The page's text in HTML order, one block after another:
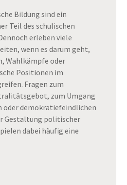
Bildung sind ein
Teil des schulischen
erleben viele
wenn es darum geht,
Wahlkämpfe oder
Positionen im
Fragen zum
zum Umgang
demokratiefeindlichen
Gestaltung politischer
dabei häufig eine